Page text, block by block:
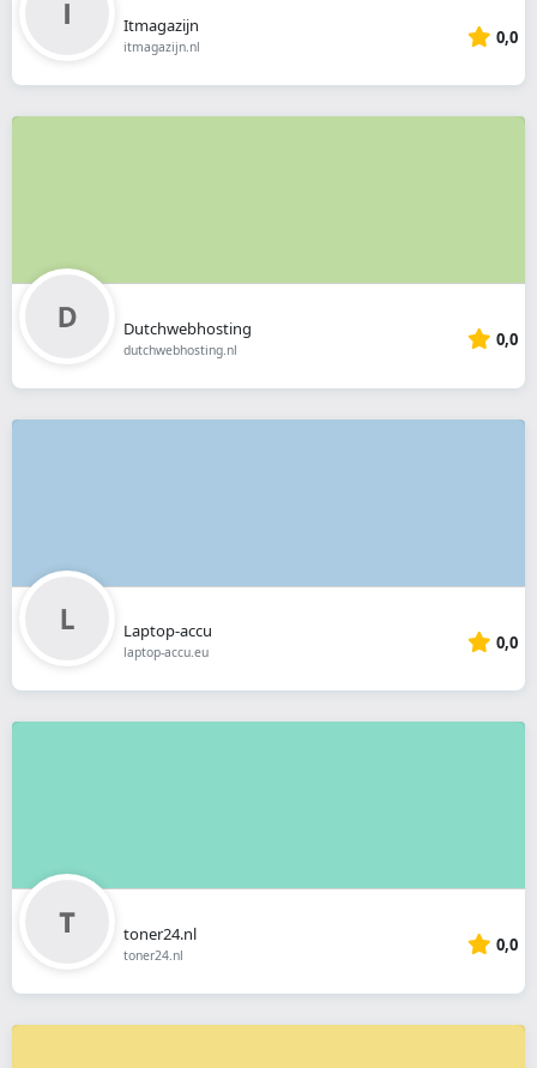
Itmagazijn
itmagazijn.nl 0,0
Dutchwebhosting
dutchwebhosting.nl 0,0
Laptop-accu
laptop-accu.eu 0,0
toner24.nl
toner24.nl 0,0